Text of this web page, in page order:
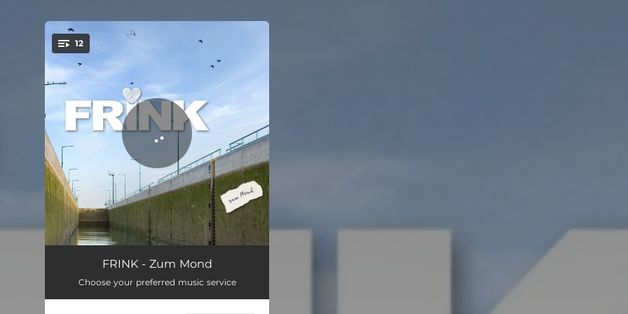
You're all set!
12
Kleines Herz
Ungesungene Lieder 03:19
FRINK - Zum Mond
Choose your preferred music service